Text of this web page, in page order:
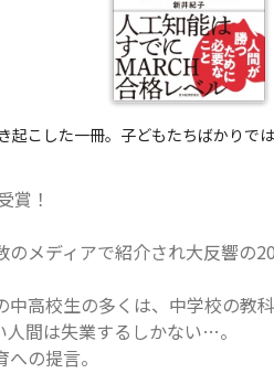
起こした一冊。子どもたちばかりで
賞！
メディアで紹介され大反響の
高校生の多くは、中学校の教
間は失業するしかない…。
の提言。